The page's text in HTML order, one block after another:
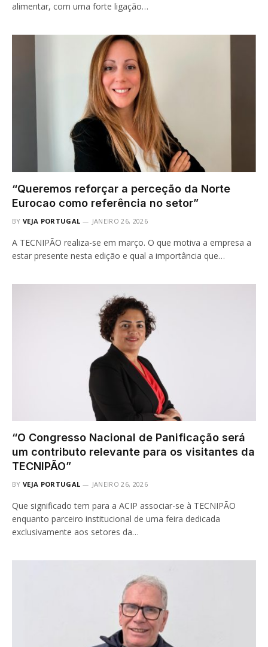
alimentar, com uma forte ligação…
“Queremos reforçar a perceção da Norte
Eurocao como referência no setor”
BY VEJA PORTUGAL JANEIRO 26, 2026
A TECNIPÃO realiza-se em março. O que motiva a empresa a
estar presente nesta edição e qual a importância que…
“O Congresso Nacional de Panificação será
um contributo relevante para os visitantes da
TECNIPÃO”
BY VEJA PORTUGAL JANEIRO 26, 2026
Que significado tem para a ACIP associar-se à TECNIPÃO
enquanto parceiro institucional de uma feira dedicada
exclusivamente aos setores da…